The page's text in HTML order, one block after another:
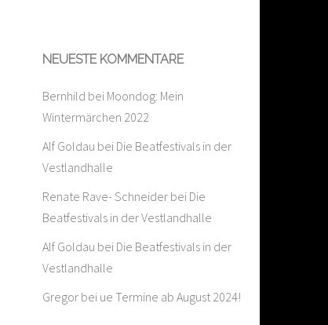
NEUESTE KOMMENTARE
Bernhild bei Moondog: Mein
Wintermärchen 2022
Alf Goldau bei Die Beatfestivals in der
Vestlandhalle
Renate Rave- Schneiderbei Die
Beatfestivals in der Vestlandhalle
Alf Goldau bei Die Beatfestivals in der
Vestlandhalle
Gregorbei ue Termine ab August 2024!